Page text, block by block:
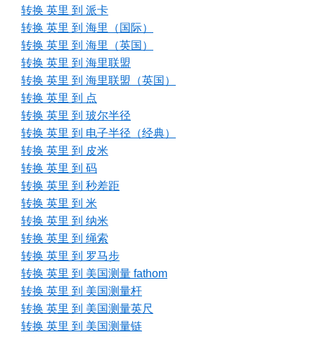
转换 英里 到 派卡
转换 英里 到 海里（国际）
转换 英里 到 海里（英国）
转换 英里 到 海里联盟
转换 英里 到 海里联盟（英国）
转换 英里 到 点
转换 英里 到 玻尔半径
转换 英里 到 电子半径（经典）
转换 英里 到 皮米
转换 英里 到 码
转换 英里 到 秒差距
转换 英里 到 米
转换 英里 到 纳米
转换 英里 到 绳索
转换 英里 到 罗马步
转换 英里 到 美国测量 fathom
转换 英里 到 美国测量杆
转换 英里 到 美国测量英尺
转换 英里 到 美国测量链